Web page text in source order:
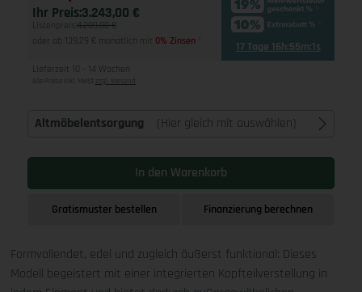
Ihr Preis:3.243,00 €
Listenpreis: 4.289,00 €
oder ab 139,29 € monatlich mit 0% Zinsen 17 Tage 16h:55m:0s
Lieferzeit 10 - 14 Wochen
Alle Preise inkl. MwSt zzgl. Versand
Altmöbelentsorgung (Hier gleich mit auswählen)
In den Warenkorb
Gratismuster bestellen Finanzierung berechnen
Formvollendet, edel und zugleich äußerst funktional: Dieses
Modell begeistert mit einer integrierten Kopfteilverstellung in